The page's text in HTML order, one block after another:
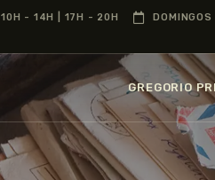
10H - 14H | 17H - 20H
GREGORIO